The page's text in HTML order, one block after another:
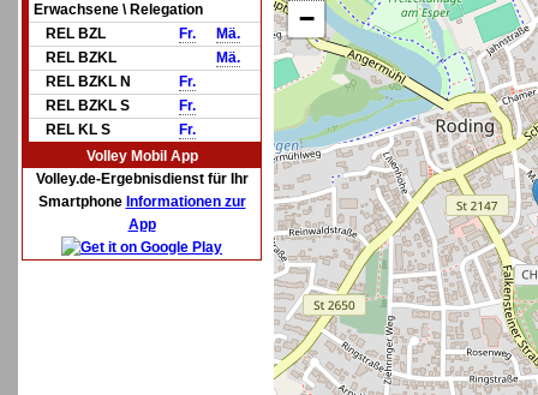
Erwachsene \ Relegation
REL BZL
Fr.
Mä.
REL BZKL
Mä.
REL BZKL N
Fr.
REL BZKL S
Fr.
REL KL S
Fr.
Volley Mobil App
Volley.de-Ergebnisdienst für Ihr
Smartphone Informationen zur
App
−